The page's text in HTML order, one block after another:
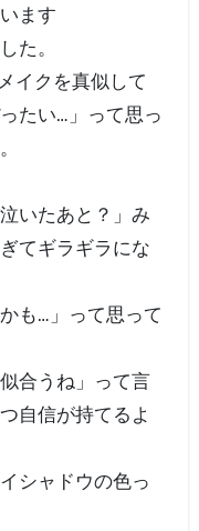
ます
た。
イクを真似して
たい…」って思っ
いたあと？」み
てギラギラにな
も…」って思って
合うね」って言
自信が持てるよ
シャドウの色っ